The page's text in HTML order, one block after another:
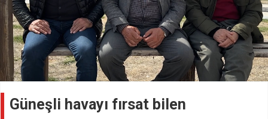
Güneşli havayı fırsat bilen